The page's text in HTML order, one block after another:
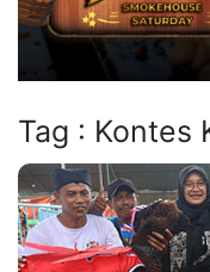
Tag : Kontes